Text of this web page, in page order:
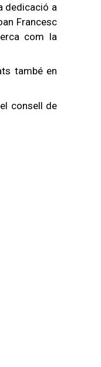
dedicació a
Francesc
com la
també en
consell de